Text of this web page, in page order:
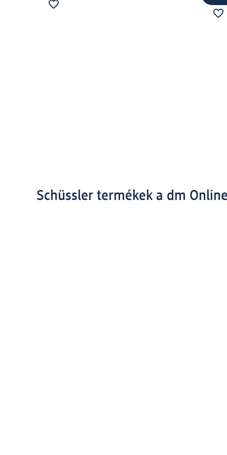
Schüssler termékek a dm